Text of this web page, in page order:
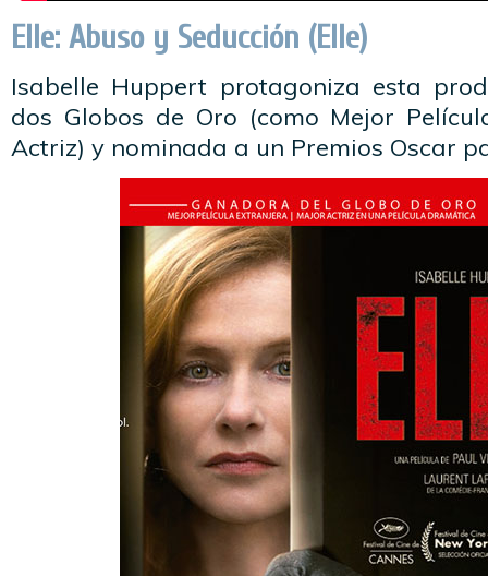
Elle: Abuso y Seducción (Elle)
Isabelle Huppert protagoniza esta
dos Globos de Oro (como Mejor
Actriz) y nominada a un Premios Oscar